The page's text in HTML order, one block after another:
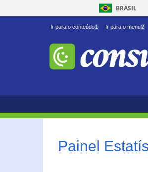
BRASIL
Ir para o conteúdo1 Ir para o menu2
Painel